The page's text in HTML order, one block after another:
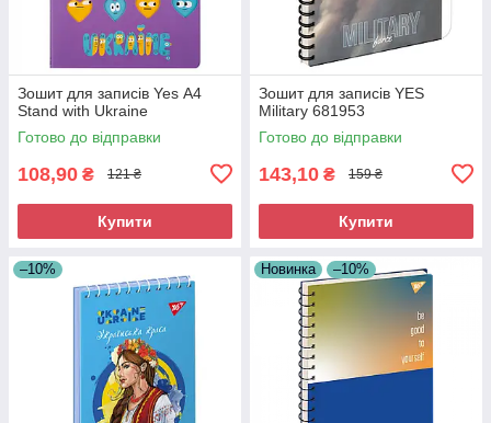
Зошит для записів Yes А4
Stand with Ukraine
Готово до відправки
108,90 ₴ 121 ₴
Купити
Зошит для записів YES
Military 681953
Готово до відправки
143,10 ₴ 159 ₴
Купити
–10% Новинка –10%